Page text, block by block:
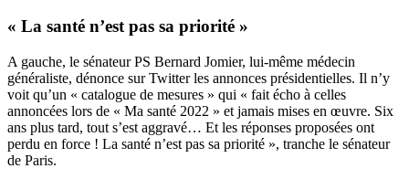
« La santé n’est pas sa priorité »
A gauche, le sénateur PS Bernard Jomier, lui-même médecin
généraliste, dénonce sur Twitter les annonces présidentielles. Il n’y
voit qu’un « catalogue de mesures » qui « fait écho à celles
annoncées lors de « Ma santé 2022 » et jamais mises en œuvre. Six
ans plus tard, tout s’est aggravé… Et les réponses proposées ont
perdu en force ! La santé n’est pas sa priorité », tranche le sénateur
de Paris.